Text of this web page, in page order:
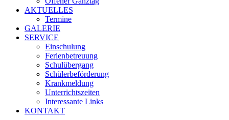
AKTUELLES
Termine
GALERIE
SERVICE
Einschulung
Ferienbetreuung
Schulübergang
Schülerbeförderung
Krankmeldung
Unterrichtszeiten
Interessante Links
KONTAKT